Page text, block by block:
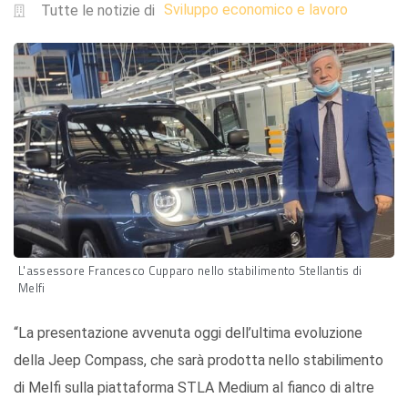
Tutte le notizie di Sviluppo economico e lavoro
L'assessore Francesco Cupparo nello stabilimento Stellantis di
Melfi
“La presentazione avvenuta oggi dell’ultima evoluzione
della Jeep Compass, che sarà prodotta nello stabilimento
di Melfi sulla piattaforma STLA Medium al fianco di altre